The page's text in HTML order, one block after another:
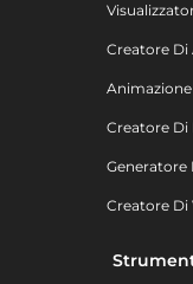
Creatore
Creatore
Generatore
Creatore Di